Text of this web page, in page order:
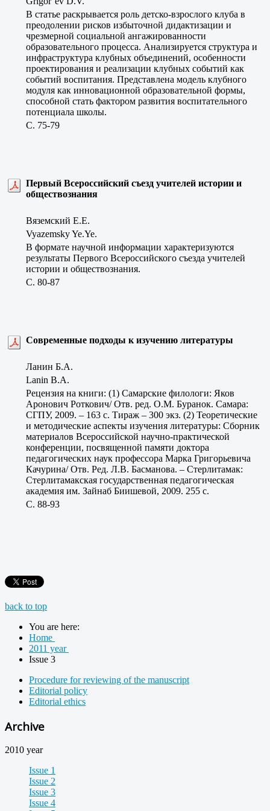
В статье раскрывается роль детско-взрослого клуба в
преодолении рисков избыточной дидактизации и
чрезмерной социальной ангажированности
образовательного процесса. Анализируется структура и
инфраструктура клубных объединений, особенности
проектирования и реализации клубных событий как
событий воспитания. Представлена модель клубного
модуля как инновационной образовательной формы,
способной стать фактором развития воспитательного
потенциала школы.
C. 75-79
Первый Всероссийский съезд учителей истории и
обществознания
Вяземский Е.Е.
Vyazemsky Ye.Ye.
В формате научной информации характеризуются
результаты Первого Всероссийского съезда учителей
истории и обществознания.
C. 80-87
Современные подходы к изучению литературы
Ланин Б.А.
Lanin B.A.
Рецензия на книги: (1) Самарские филологи: Яков
Аронович Роткович/ Отв. ред. О.М. Буранок. Самара:
СГПУ, 2009. – 163 с. Тираж – 300 экз. (2) Теоретические
и методические аспекты изучения литературы: Сборник
материалов Всероссийской научно-практической
конференции, посвященной памяти доктора
педагогических наук профессора Марка Григорьевича
Качурина/ Отв. Ред. Л.В. Басманова. – Стерлитамак:
Стерлитамакская государственная педагогическая
академия им. Зайнаб Биишевой, 2009. 255 с.
C. 88-93
back to top
You are here:
Home
2011 year
Issue 3
Procedure for reviewing of the manuscript
Editorial policy
Editorial ethics
Archive
2010 year
Issue 1
Issue 2
Issue 3
Issue 4